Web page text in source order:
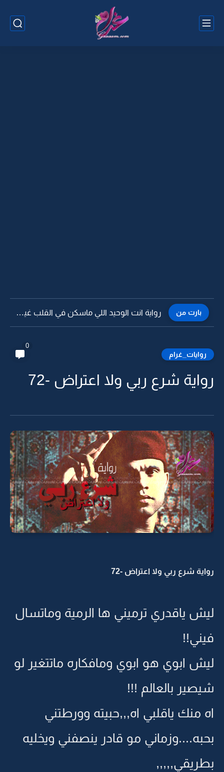
بارت من رواية انت الوحيد اللي ماسكن في القلب غيرك -5
روايات_غرام
0
رواية شرع ربي ولا اعتراض -72
رواية شرع ربي ولا اعتراض -72
ليش ياقدري ترميني ها الرمية وماتسال
فيني!!
ليش ابوي هو ابوي ومافكاره ماتتغير لو
شيصير بالعالم !!!
اه منك ياقلبي اه,,,حبيته وورطتني
بحبه....وزماني مو قادر ينصفني ويخليه
بطريقي,,,,,